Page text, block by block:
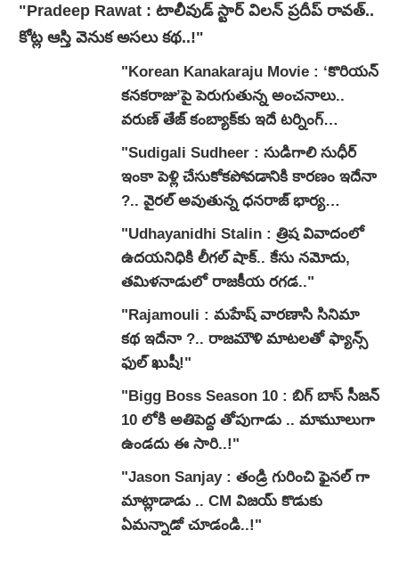
"Pradeep Rawat : టాలీవుడ్ స్టార్ విలన్ ప్రదీప్ రావత్..
కోట్ల ఆస్తి వెనుక అసలు కథ..!"
"Korean Kanakaraju Movie : ‘కొరియన్
కనకరాజు’పై పెరుగుతున్న అంచనాలు..
వరుణ్ తేజ్ కంబ్యాక్‌కు ఇదే టర్నింగ్
పాయింట్ అవుతుందా?"
"Sudigali Sudheer : సుడిగాలి సుధీర్
ఇంకా పెళ్లి చేసుకోకపోవడానికి కారణం ఇదేనా
?.. వైరల్ అవుతున్న ధనరాజ్ భార్య
వ్యాఖ్యలు.."
"Udhayanidhi Stalin : త్రిష వివాదంలో
ఉదయనిధికి లీగల్ షాక్.. కేసు నమోదు,
తమిళనాడులో రాజకీయ రగడ.."
"Rajamouli : మహేష్ వారణాసి సినిమా
కథ ఇదేనా ?.. రాజమౌళి మాటలతో ఫ్యాన్స్
ఫుల్ ఖుషీ!"
"Bigg Boss Season 10 : బిగ్ బాస్ సీజన్
10 లోకి అతిపెద్ద తోపుగాడు .. మామూలుగా
ఉండదు ఈ సారి..!"
"Jason Sanjay : తండ్రి గురించి ఫైనల్ గా
మాట్లాడాడు .. CM విజయ్ కొడుకు
ఏమన్నాడో చూడండి..!"